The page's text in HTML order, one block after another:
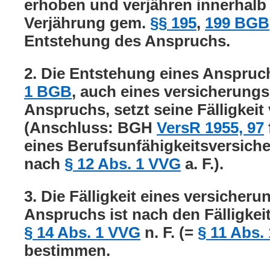
erhoben und verjähren
Verjährung gem. §§ 195, 199 BGB
Entstehung des Anspruchs.
2. Die Entstehung eines
1 BGB, auch eines
Anspruchs, setzt seine Fälligkeit
(Anschluss: BGH VersR 1955, 97
eines
nach § 12 Abs. 1 VVG a. F.).
3. Die Fälligkeit eines
Anspruchs ist nach den
§ 14 Abs. 1 VVG n. F. (= § 11 Abs.
bestimmen.